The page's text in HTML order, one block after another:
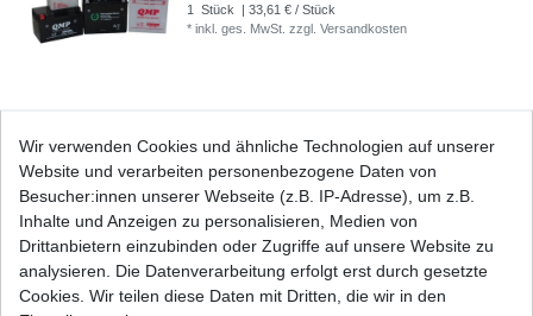
1 Stück
| 33,61 € / Stück
*inkl. ges. MwSt. zzgl.Versandkosten
Marken Batterie YTX9-BS wartungsfrei für
Suzuki
UVP 36,76 € 33,61 € *
| 33,61 € / Stück
inkl. ges. MwSt. Versandkosten
Wir verwenden Cookies und ähnliche Technologien auf unserer
Website und verarbeiten personenbezogene Daten von
Besucher:innen unserer Webseite (z.B. IP-Adresse), um z.B.
Inhalte und Anzeigen zu personalisieren, Medien von
Drittanbietern einzubinden oder Zugriffe auf unsere Website zu
analysieren. Die Datenverarbeitung erfolgt erst durch gesetzte
Cookies. Wir teilen diese Daten mit Dritten, die wir in den